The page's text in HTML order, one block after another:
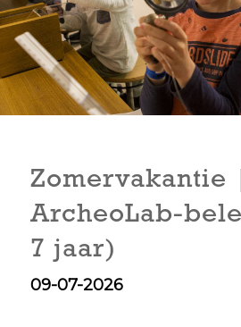
Zomervakantie
ArcheoLab-
7 jaar)
09-07-2026